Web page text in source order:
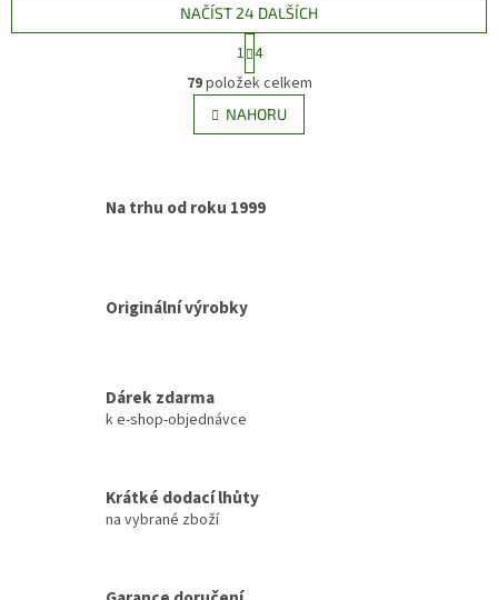
O
v
l
á
c
í
k
NAČÍST 24 DALŠÍCH
t
r
á
n
k
n
1 4
79položek celkem
NAHORU
Na trhu od roku 1999
Originální výrobky
Dárek zdarma
k e-shop-objednávce
Krátké dodací lhůty
na vybrané zboží